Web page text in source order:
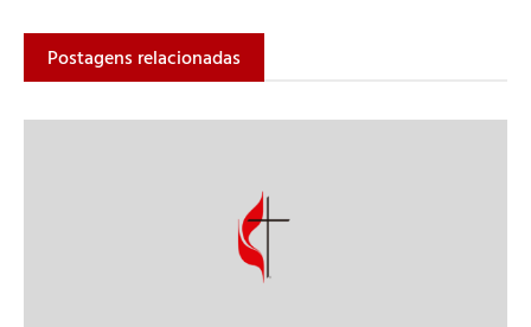
Postagens relacionadas